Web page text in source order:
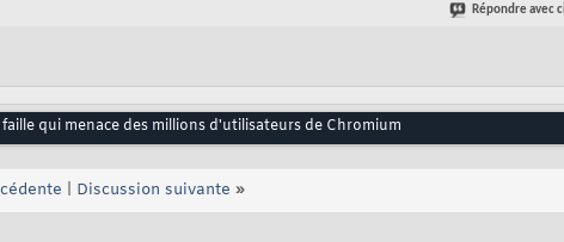
Répondre avec
qui menace des millions d'utilisateurs de Chromium
Discussion suivante »